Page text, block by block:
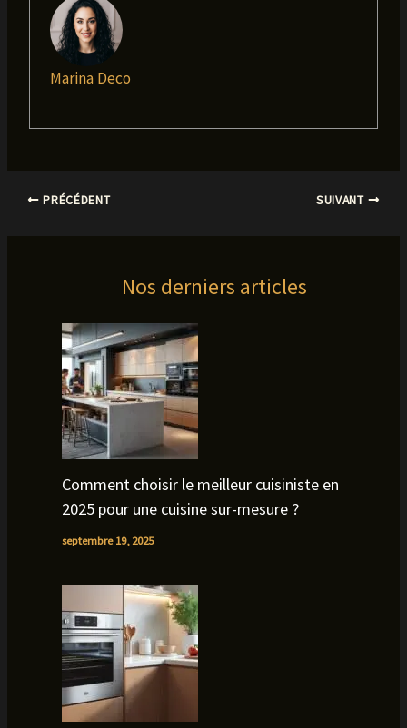
Marina Deco
PRÉCÉDENT SUIVANT
Nos derniers articles
Comment choisir le meilleur cuisiniste en
2025 pour une cuisine sur-mesure ?
septembre 19, 2025